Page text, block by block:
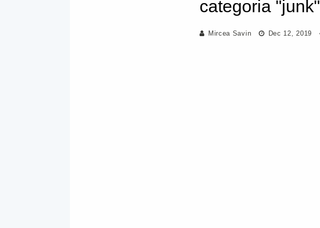
categoria "junk"
Mircea Savin Dec 12, 2019